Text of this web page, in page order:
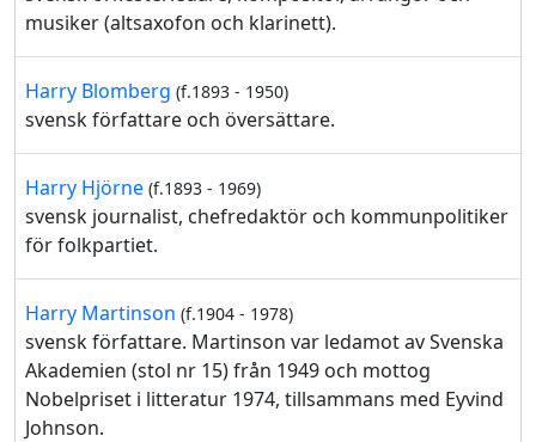
musiker (altsaxofon och klarinett).
Harry Blomberg (f.1893 - 1950)
svensk författare och översättare.
Harry Hjörne (f.1893 - 1969)
svensk journalist, chefredaktör och kommunpolitiker
för folkpartiet.
Harry Martinson (f.1904 - 1978)
svensk författare. Martinson var ledamot av Svenska
Akademien (stol nr 15) från 1949 och mottog
Nobelpriset i litteratur 1974, tillsammans med Eyvind
Johnson.